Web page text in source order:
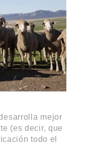
mejor
(es decir, que
todo el